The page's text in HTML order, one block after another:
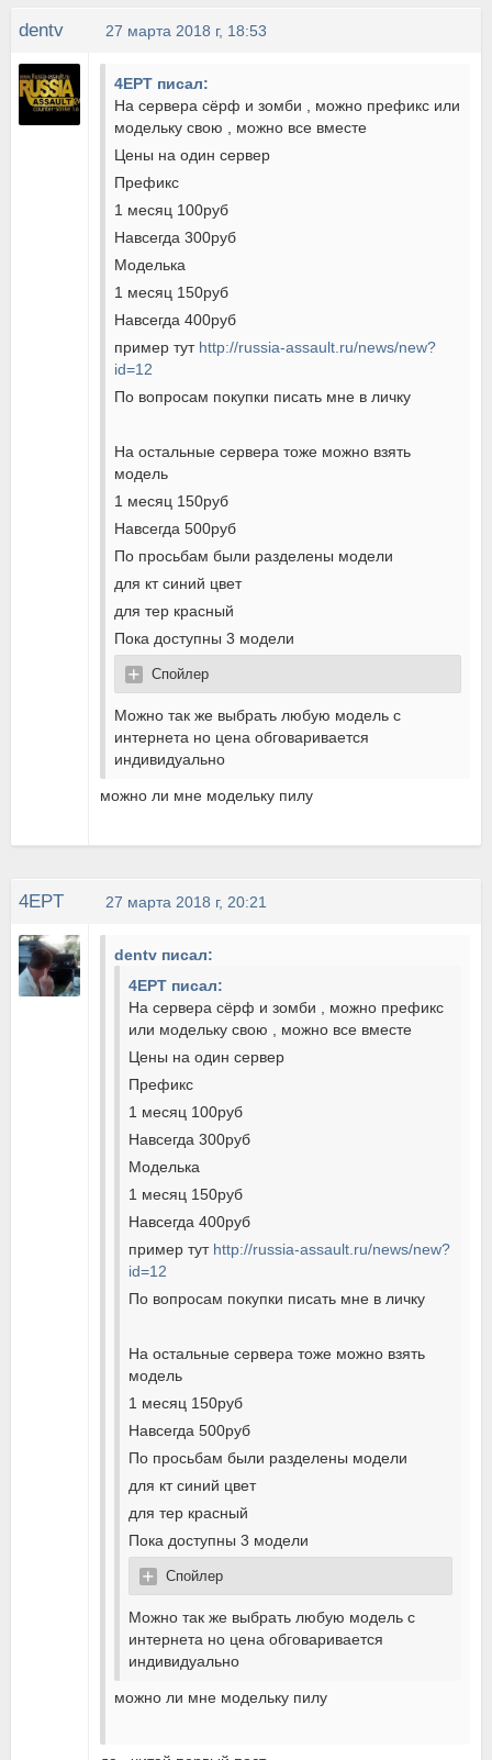
dentv 27 марта 2018 г, 18:53
4EPT писал:
На сервера сёрф и зомби , можно префикс или
модельку свою , можно все вместе
Цены на один сервер
Префикс
1 месяц 100руб
Навсегда 300руб
Моделька
1 месяц 150руб
Навсегда 400руб
пример тут http://russia-assault.ru/news/new?
id=12
По вопросам покупки писать мне в личку
На остальные сервера тоже можно взять
модель
1 месяц 150руб
Навсегда 500руб
По просьбам были разделены модели
для кт синий цвет
для тер красный
Пока доступны 3 модели
Спойлер
Можно так же выбрать любую модель с
интернета но цена обговаривается
индивидуально
можно ли мне модельку пилу
4EPT 27 марта 2018 г, 20:21
dentv писал:
4EPT писал:
На сервера сёрф и зомби , можно префикс
или модельку свою , можно все вместе
Цены на один сервер
Префикс
1 месяц 100руб
Навсегда 300руб
Моделька
1 месяц 150руб
Навсегда 400руб
пример тут http://russia-assault.ru/news/new?
id=12
По вопросам покупки писать мне в личку
На остальные сервера тоже можно взять
модель
1 месяц 150руб
Навсегда 500руб
По просьбам были разделены модели
для кт синий цвет
для тер красный
Пока доступны 3 модели
Спойлер
Можно так же выбрать любую модель с
интернета но цена обговаривается
индивидуально
можно ли мне модельку пилу